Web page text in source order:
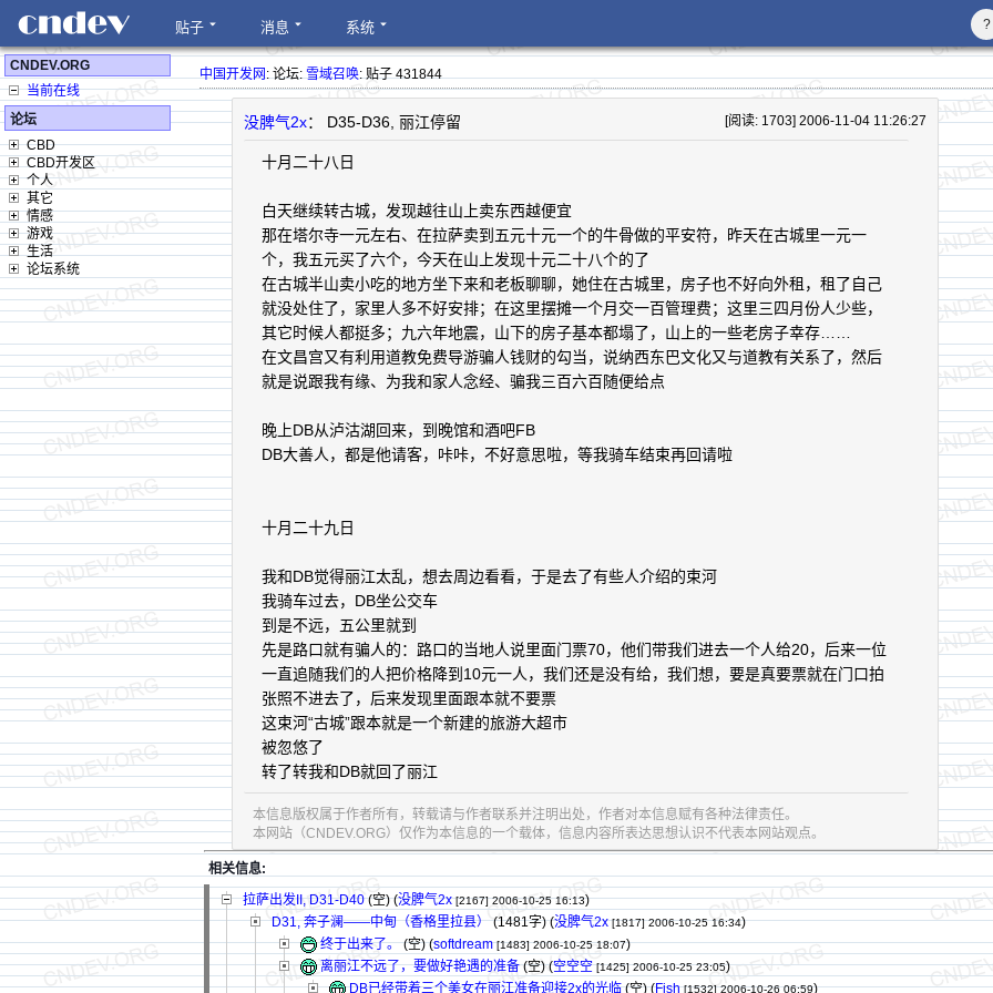
贴子 消息 系统 ?
CNDEV.ORG
当前在线
论坛
CBD
CBD开发区
个人
其它
情感
游戏
生活
论坛系统
中国开发网: 论坛:雪域召唤: 贴子 431844
没脾气2x： D35-D36, 丽江停留 [阅读: 1703] 2006-11-04 11:26:27
十月二十八日
白天继续转古城，发现越往山上卖东西越便宜
那在塔尔寺一元左右、在拉萨卖到五元十元一个的牛骨做的平安符，昨天在古城里一元一
个，我五元买了六个，今天在山上发现十元二十八个的了
在古城半山卖小吃的地方坐下来和老板聊聊，她住在古城里，房子也不好向外租，租了自己
就没处住了，家里人多不好安排；在这里摆摊一个月交一百管理费；这里三四月份人少些，
其它时候人都挺多；九六年地震，山下的房子基本都塌了，山上的一些老房子幸存……
在文昌宫又有利用道教免费导游骗人钱财的勾当，说纳西东巴文化又与道教有关系了，然后
就是说跟我有缘、为我和家人念经、骗我三百六百随便给点
晚上DB从泸沽湖回来，到晚馆和酒吧FB
DB大善人，都是他请客，咔咔，不好意思啦，等我骑车结束再回请啦
十月二十九日
我和DB觉得丽江太乱，想去周边看看，于是去了有些人介绍的束河
我骑车过去，DB坐公交车
到是不远，五公里就到
先是路口就有骗人的：路口的当地人说里面门票70，他们带我们进去一个人给20，后来一位
一直追随我们的人把价格降到10元一人，我们还是没有给，我们想，要是真要票就在门口拍
张照不进去了，后来发现里面跟本就不要票
这束河“古城”跟本就是一个新建的旅游大超市
被忽悠了
转了转我和DB就回了丽江
本信息版权属于作者所有，转载请与作者联系并注明出处，作者对本信息赋有各种法律责任。
本网站（CNDEV.ORG）仅作为本信息的一个载体，信息内容所表达思想认识不代表本网站观点。
相关信息:
拉萨出发II, D31-D40(空) (没脾气2x [2167] 2006-10-25 16:13)
D31, 奔子澜——中甸（香格里拉县） (1481字)(没脾气2x [1817] 2006-10-25 16:34)
终于出来了。(空) (softdream [1483] 2006-10-25 18:07)
离丽江不远了，要做好艳遇的准备(空) (空空空 [1425] 2006-10-25 23:05)
DB已经带着三个美女在丽江准备迎接2x的光临(空) (Fish [1532] 2006-10-26 06:59)